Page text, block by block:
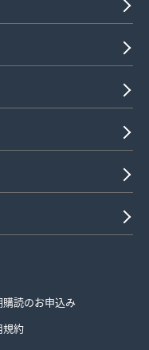
購読のお申込み
規約